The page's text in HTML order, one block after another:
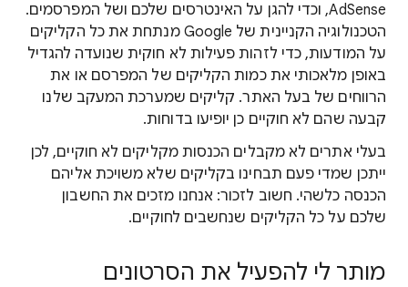
AdSense, וכדי להגן על האינטרסים שלכם ושל המפרסמים.
הטכנולוגיה הקניינית של Google מנתחת את כל הקליקים
על המודעות, כדי לזהות פעילות לא חוקית שנועדה להגדיל
באופן מלאכותי את כמות הקליקים של המפרסם או את
הרווחים של בעל האתר. קליקים שמערכת המעקב שלנו
קבעה שהם לא חוקיים כן יופיעו בדוחות.
בעלי אתרים לא מקבלים הכנסות מקליקים לא חוקיים, לכן
ייתכן שמדי פעם תבחינו בקליקים שלא משויכת אליהם
הכנסה כלשהי. חשוב לזכור: אנחנו מזכים את החשבון
שלכם על כל הקליקים שנחשבים לחוקיים.
מותר לי להפעיל את הסרטונים